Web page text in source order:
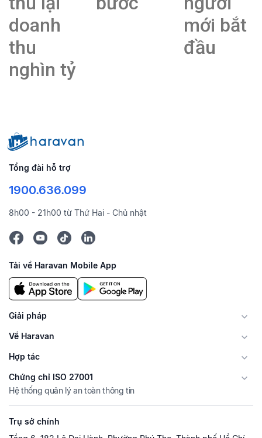
doanh
thu
nghìn tỷ
mới bắt
đầu
Tổng đài hỗ trợ
1900.636.099
8h00 - 21h00 từ Thứ Hai - Chủ nhật
Tải về Haravan Mobile App
Giải pháp
Về Haravan
Hợp tác
Chứng chỉ ISO 27001
Hệ thống quản lý an toàn thông tin
Trụ sở chính